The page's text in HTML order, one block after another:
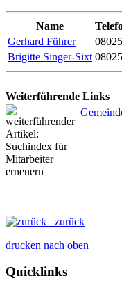
Name
Gerhard Führer
Brigitte Singer-Sixt
Weiterführende Links
zurück
drucken nach oben
Quicklinks